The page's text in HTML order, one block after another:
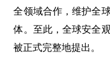
全领域合作，维护全
体。至此，全球安全
被正式完整地提出。